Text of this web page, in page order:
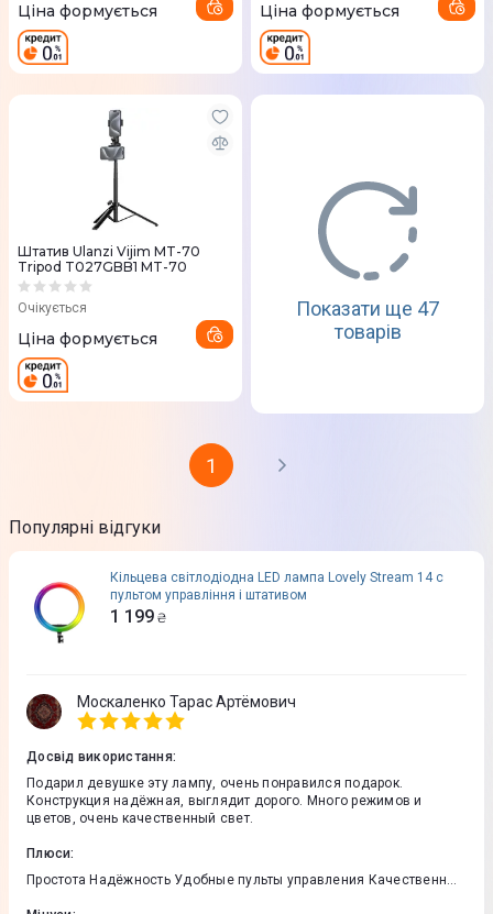
Ціна формується Ціна формується
Штатив Ulanzi Vijim MT-70
Tripod T027GBB1 MT-70
Очікується
Ціна формується
Показати ще 47
товарів
1
Популярні відгуки
Кільцева світлодіодна LED лампа Lovely Stream 14 c
пультом управління і штативом
1 199 ₴
Москаленко Тарас Артёмович
Досвід використання:
Подарил девушке эту лампу, очень понравился подарок.
Конструкция надёжная, выглядит дорого. Много режимов и
цветов, очень качественный свет.
Плюси:
Простота Надёжность Удобные пульты управления Качественный